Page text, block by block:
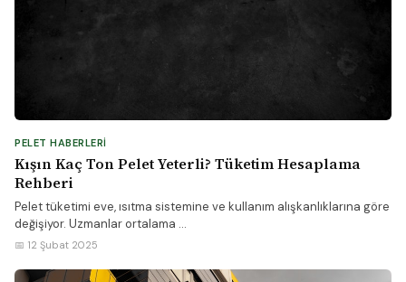
PELET HABERLERI
Kışın Kaç Ton Pelet Yeterli? Tüketim Hesaplama
Rehberi
Pelet tüketimi eve, ısıtma sistemine ve kullanım alışkanlıklarına göre
değişiyor. Uzmanlar ortalama ...
📅 12 Şubat 2025